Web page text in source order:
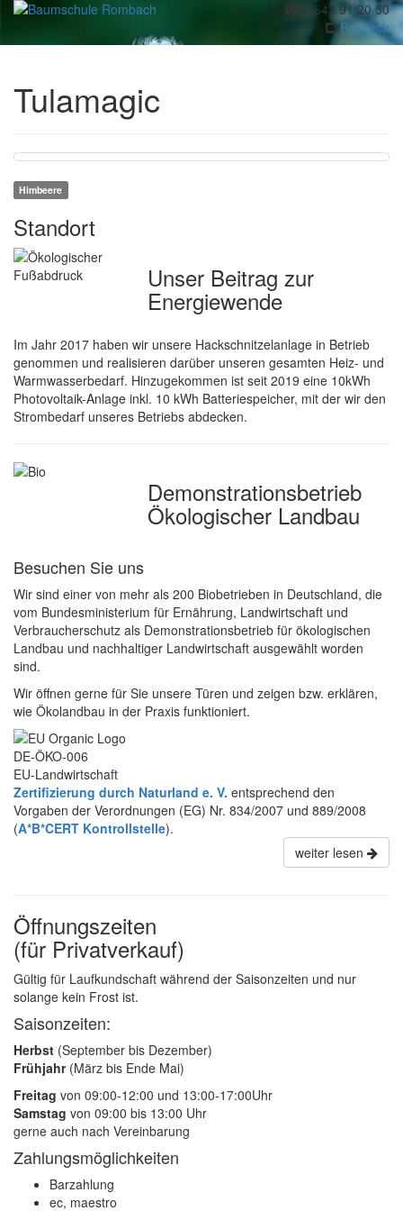
07643 91 20 50
Postfach
Tulamagic
Himbeere
Standort
Unser Beitrag zur
Energiewende
Im Jahr 2017 haben wir unsere Hackschnitzelanlage in Betrieb
genommen und realisieren darüber unseren gesamten Heiz- und
Warmwasserbedarf. Hinzugekommen ist seit 2019 eine 10kWh
Photovoltaik-Anlage inkl. 10 kWh Batteriespeicher, mit der wir den
Strombedarf unseres Betriebs abdecken.
Demonstrations­betrieb
Ökologischer Landbau
Besuchen Sie uns
Wir sind einer von mehr als 200 Biobetrieben in Deutschland, die
vom Bundesministerium für Ernährung, Landwirtschaft und
Verbraucherschutz als Demonstrationsbetrieb für ökologischen
Landbau und nachhaltiger Landwirtschaft ausgewählt worden
sind.
Wir öffnen gerne für Sie unsere Türen und zeigen bzw. erklären,
wie Ökolandbau in der Praxis funktioniert.
DE-ÖKO-006
EU-Landwirtschaft
Zertifizierung durch Naturland e. V. entsprechend den
Vorgaben der Verordnungen (EG) Nr. 834/2007 und 889/2008
(A*B*CERT Kontrollstelle).
weiter lesen
Öffnungszeiten
(für Privatverkauf)
Gültig für Laufkundschaft während der Saisonzeiten und nur
solange kein Frost ist.
Saisonzeiten:
Herbst (September bis Dezember)
Frühjahr(März bis Ende Mai)
Freitag von 09:00-12:00 und 13:00-17:00Uhr
Samstag von 09:00 bis 13:00 Uhr
gerne auch nach Vereinbarung
Zahlungsmöglichkeiten
Barzahlung
ec, maestro